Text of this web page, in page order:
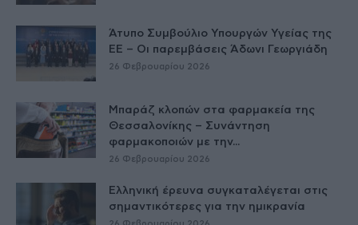
Άτυπο Συμβούλιο Υπουργών Υγείας της
ΕE – Οι παρεμβάσεις Άδωνι Γεωργιάδη
26 Φεβρουαρίου 2026
Μπαράζ κλοπών στα φαρμακεία της
Θεσσαλονίκης – Συνάντηση
φαρμακοποιών με την...
26 Φεβρουαρίου 2026
Ελληνική έρευνα συγκαταλέγεται στις
σημαντικότερες για την ημικρανία